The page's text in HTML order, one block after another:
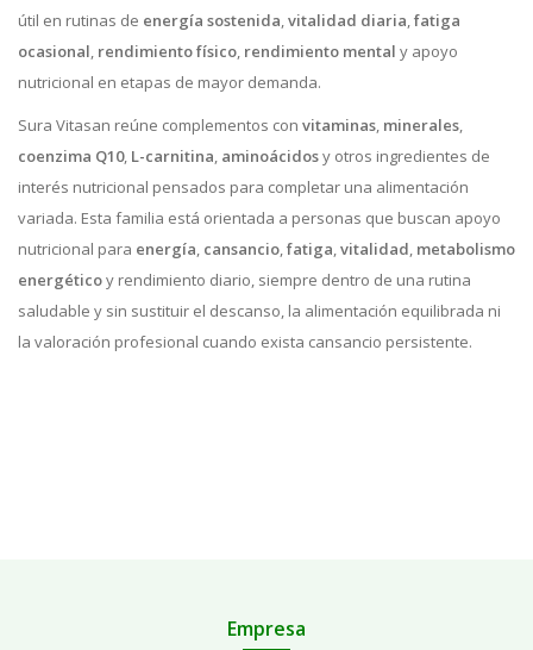
útil en rutinas de energía sostenida,vitalidad diaria,fatiga
ocasional, rendimiento físico, rendimiento mental y apoyo
nutricional en etapas de mayor demanda.
Sura Vitasan reúne complementos con vitaminas, minerales,
coenzima Q10, L-carnitina, aminoácidosy otros ingredientes de
interés nutricional pensados para completar una alimentación
variada. Esta familia está orientada a personas que buscan apoyo
nutricional para energía, cansancio,fatiga,vitalidad, metabolismo
energéticoy rendimiento diario, siempre dentro de una rutina
saludable y sin sustituir el descanso, la alimentación equilibrada ni
la valoración profesional cuando exista cansancio persistente.
Empresa